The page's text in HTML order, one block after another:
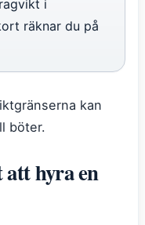
i
räknar du på
kan
böter.
hyra en